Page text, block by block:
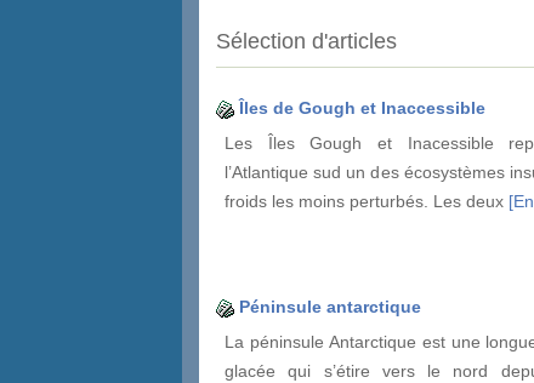
Sélection d'articles
Îles de Gough et Inaccessible
Les Îles Gough et Inacessible
l’Atlantique sud un des écosystèmes
froids les moins perturbés. Les deux
Péninsule antarctique
La péninsule Antarctique est une
glacée qui s’étire vers le nord